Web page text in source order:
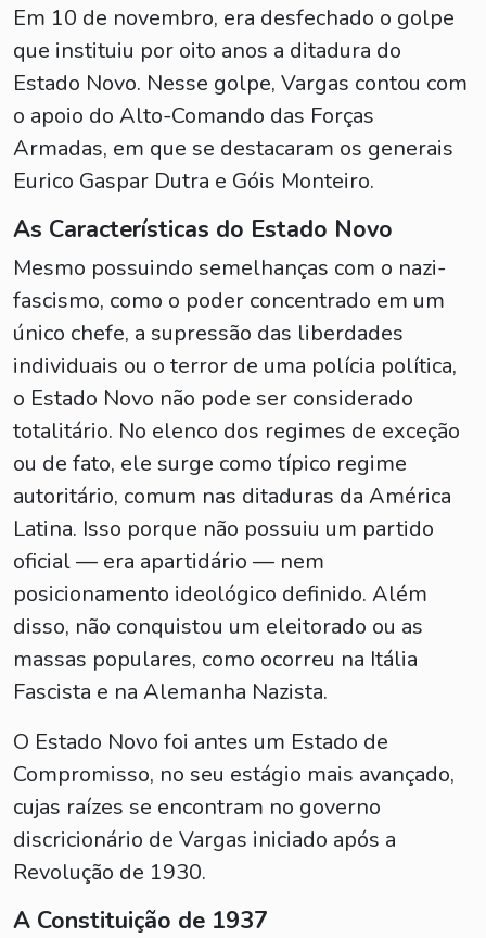
Em 10 de novembro, era desfechado o golpe
que instituiu por oito anos a ditadura do
Estado Novo. Nesse golpe, Vargas contou com
o apoio do Alto-Comando das Forças
Armadas, em que se destacaram os generais
Eurico Gaspar Dutra e Góis Monteiro.
As Características do Estado Novo
Mesmo possuindo semelhanças com o nazi-
fascismo, como o poder concentrado em um
único chefe, a supressão das liberdades
individuais ou o terror de uma polícia política,
o Estado Novo não pode ser considerado
totalitário. No elenco dos regimes de exceção
ou de fato, ele surge como típico regime
autoritário, comum nas ditaduras da América
Latina. Isso porque não possuiu um partido
oficial — era apartidário — nem
posicionamento ideológico definido. Além
disso, não conquistou um eleitorado ou as
massas populares, como ocorreu na Itália
Fascista e na Alemanha Nazista.
O Estado Novo foi antes um Estado de
Compromisso, no seu estágio mais avançado,
cujas raízes se encontram no governo
discricionário de Vargas iniciado após a
Revolução de 1930.
A Constituição de 1937